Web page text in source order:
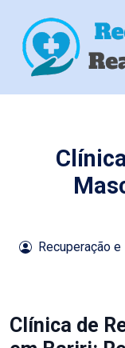
Recuperação
Clínica de